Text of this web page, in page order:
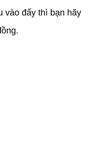
vào đấy thì bạn hãy